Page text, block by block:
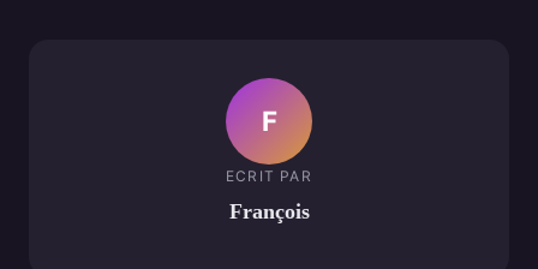
F
ECRIT PAR
François